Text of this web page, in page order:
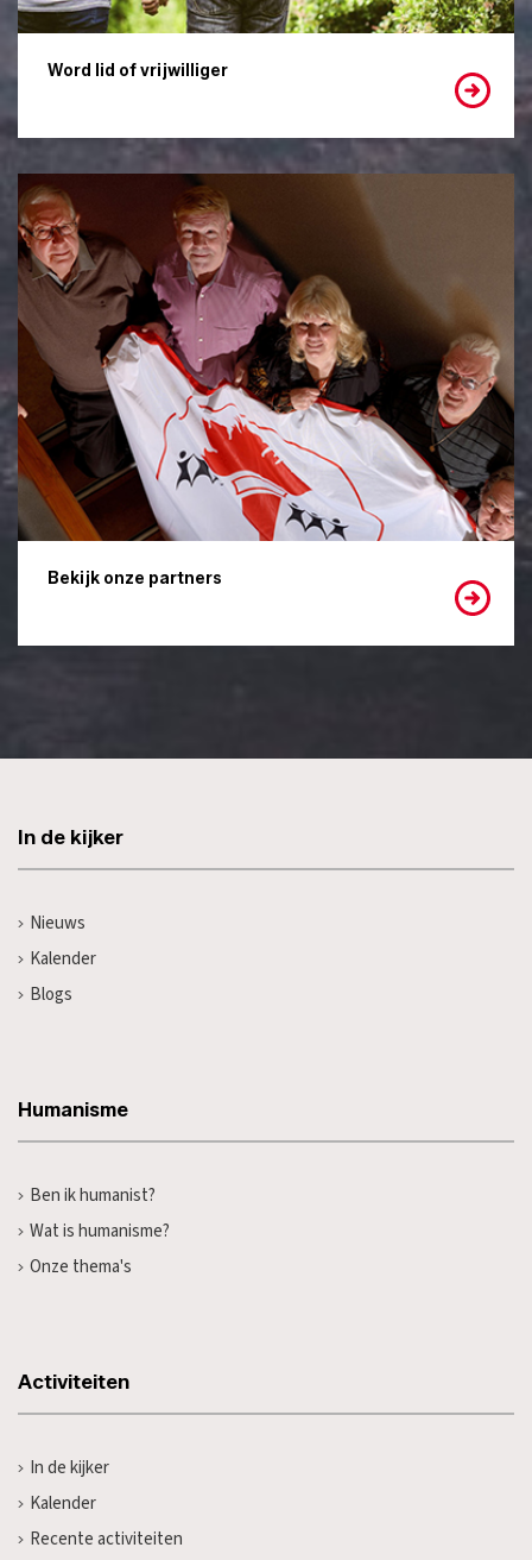
Word lid of vrijwilliger
Bekijk onze partners
In de kijker
Nieuws
Kalender
Blogs
Humanisme
Ben ik humanist?
Wat is humanisme?
Onze thema's
Activiteiten
In de kijker
Kalender
Recente activiteiten